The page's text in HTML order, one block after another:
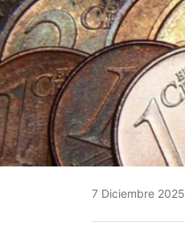
7 Diciembre 2025